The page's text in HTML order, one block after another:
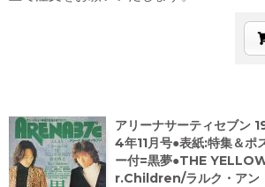
アリーナサーティセブン
4年11月号●表紙:特集＆ポ
ー付=黒夢●THE
r.Children/ラルク・アン